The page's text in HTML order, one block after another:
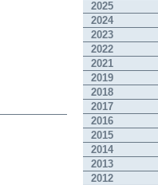
2025
2024
2023
2022
2021
2019
2018
2017
2016
2015
2014
2013
2012